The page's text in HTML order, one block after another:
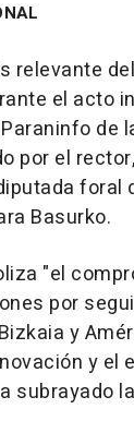
relevante
el acto
de
por el
foral
Basurko.
"el
por
y
y el
subrayado